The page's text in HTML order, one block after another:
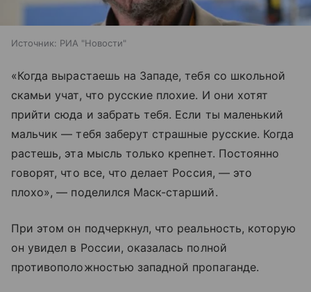
Источник: РИА "Новости"
«Когда вырастаешь на Западе, тебя со школьной
скамьи учат, что русские плохие. И они хотят
прийти сюда и забрать тебя. Если ты маленький
мальчик — тебя заберут страшные русские. Когда
растешь, эта мысль только крепнет. Постоянно
говорят, что все, что делает Россия, — это
плохо», — поделился Маск-старший.
При этом он подчеркнул, что реальность, которую
он увидел в России, оказалась полной
противоположностью западной пропаганде.